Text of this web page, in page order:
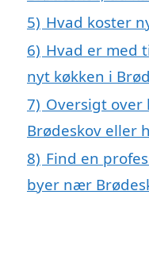
5) Hvad koster
6) Hvad er med
nyt køkken i
7) Oversigt over
Brødeskov eller
8) Find en
byer nær